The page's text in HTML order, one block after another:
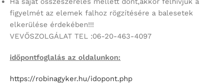
figyelmét az elemek falhoz rögzítésére a balesetek
elkerülése érdekében!!!
VEVŐSZOLGÁLAT TEL :06-20-463-4097
időpontfoglalás az oldalunkon:
https://robinagyker.hu/idopont.php